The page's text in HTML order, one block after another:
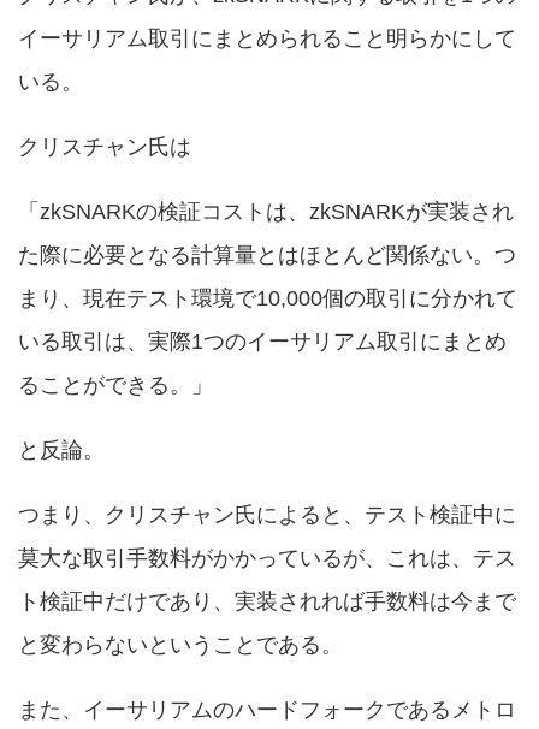
イーサリアム取引にまとめられること明らかにして
いる。
クリスチャン氏は
「zkSNARKの検証コストは、zkSNARKが実装され
た際に必要となる計算量とはほとんど関係ない。つ
まり、現在テスト環境で10,000個の取引に分かれて
いる取引は、実際1つのイーサリアム取引にまとめ
ることができる。」
と反論。
つまり、クリスチャン氏によると、テスト検証中に
莫大な取引手数料がかかっているが、これは、テス
ト検証中だけであり、実装されれば手数料は今まで
と変わらないということである。
また、イーサリアムのハードフォークであるメトロ